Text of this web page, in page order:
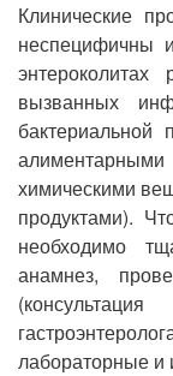
Клинические
неспецифичны
вызванных
бактериальной
химическими
продуктами).
необходимо
анамнез,
лабораторные и